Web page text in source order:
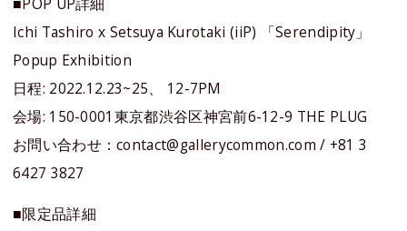
Ichi Tashiro x Setsuya Kurotaki (iiP) 「Serendipity」
Popup Exhibition
日程: 2022.12.23~25、 12-7PM
会場: 150-0001東京都渋谷区神宮前6-12-9 THE PLUG
お問い合わせ：contact@gallerycommon.com / +81 3
6427 3827
■限定品詳細